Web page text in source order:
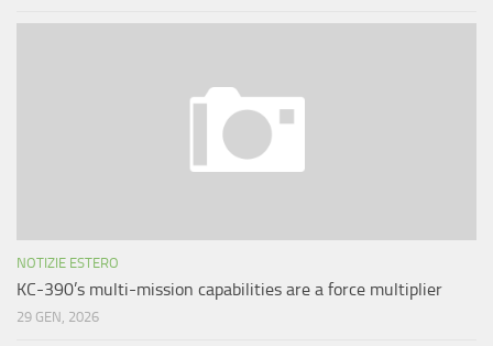
NOTIZIE ESTERO
KC-390’s multi-mission capabilities are a force multiplier
29 GEN, 2026